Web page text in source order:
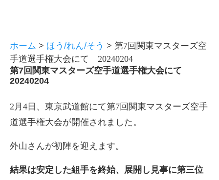
ホーム > ほう/れん/そう > 第7回関東マスターズ空
手道選手権大会にて 20240204
第7回関東マスターズ空手道選手権大会にて
20240204
2月4日、東京武道館にて第7回関東マスターズ空手
道選手権大会が開催されました。
外山さんが初陣を迎えます。
結果は安定した組手を終始、展開し見事に第三位